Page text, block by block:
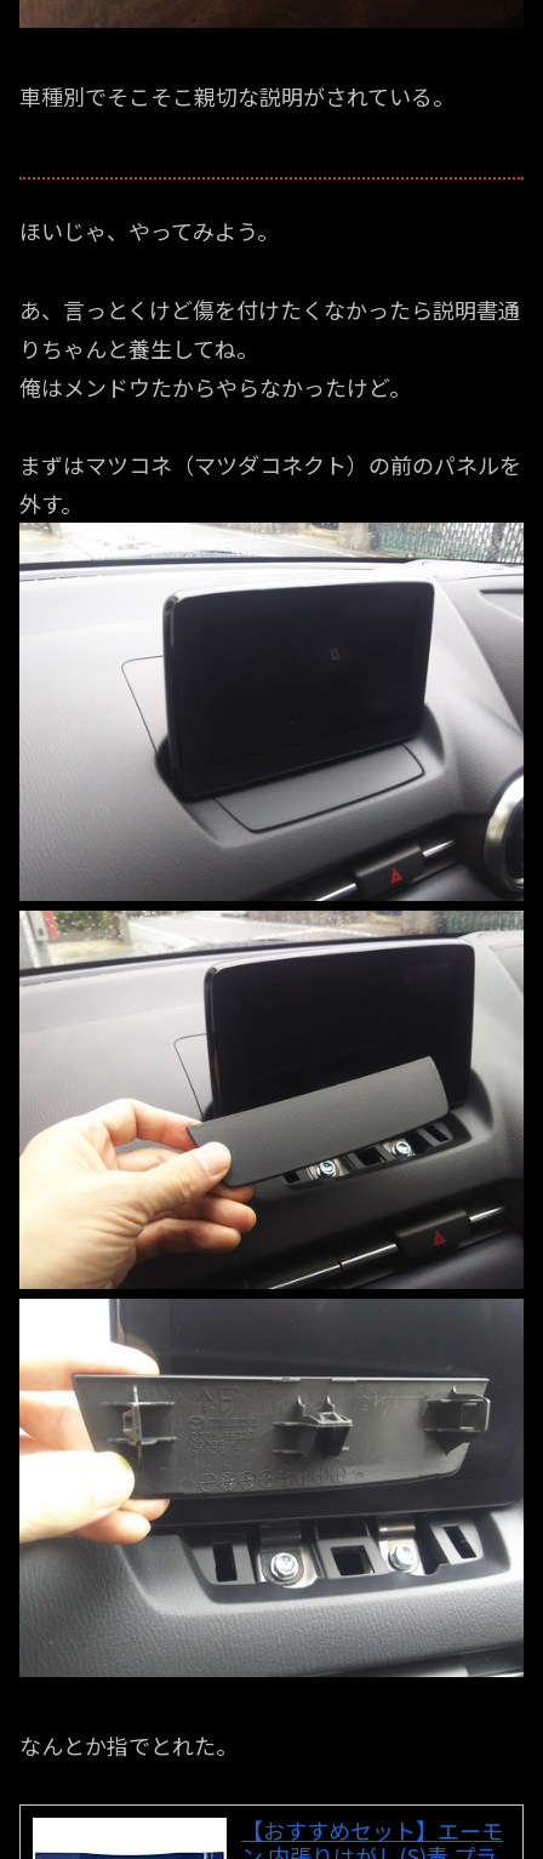
車種別でそこそこ親切な説明がされている。
ほいじゃ、やってみよう。
あ、言っとくけど傷を付けたくなかったら説明書通
りちゃんと養生してね。
俺はメンドウたからやらなかったけど。
まずはマツコネ（マツダコネクト）の前のパネルを
外す。
なんとか指でとれた。
【おすすめセット】エーモ